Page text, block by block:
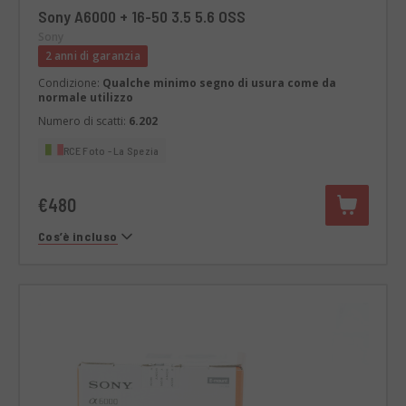
Sony A6000 + 16-50 3.5 5.6 OSS
2 anni di garanzia
Condizione: Qualche minimo segno di usura come da
normale utilizzo
Numero di scatti: 6.202
RCE Foto - La Spezia
€480
Cos’è incluso